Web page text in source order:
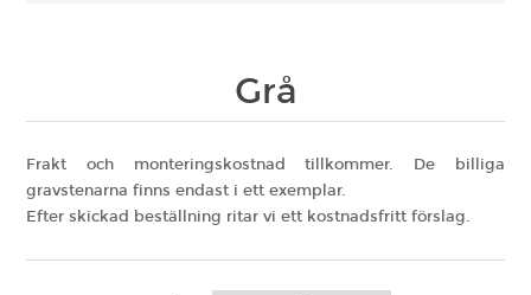
Grå
Frakt och monteringskostnad tillkommer. De billiga
gravstenarna finns endast i ett exemplar.
Efter skickad beställning ritar vi ett kostnadsfritt förslag.